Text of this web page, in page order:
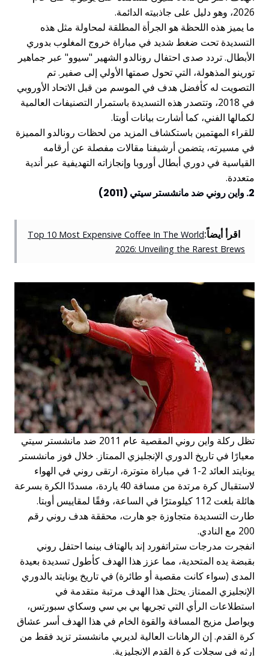
2026، وهو دليل على جاذبيته الدائمة.
ما يميز هذه اللحظة هو الجرأة المطلقة لمحاولة مثل هذه
التسديدة تحت ضغط شديد في مباراة خروج المغلوب بدوري
الأبطال. تردد صدى احتفال رونالدو الشهير "سيوو" عبر جماهير
تورينو المذهولة، التي تحول صمتها الأولي إلى صفير. تم
التصويت له كأفضل هدف في الموسم من قبل الاتحاد الأوروبي
في 2018، وتتصدر هذه التسديدة باستمرار التصنيفات العالمية
لكمالها الفني، كما أشارت بيانات أوبتا.
للقراء المهتمين باستكشاف المزيد من لحظات رونالدو المميزة
في مسيرته، يتضمن أرشيفنا مقالات مفصلة عن أرقامه
القياسية في دوري أبطال أوروبا وإنجازاته التهديفية عبر أندية
متعددة.
2. واين روني ضد مانشستر سيتي (2011)
اقرأ أيضاً:Top 10 Most Expensive Coffee In The World
2026: Unveiling the Rarest Brews
تظل ركلة واين روني المقصية عام 2011 ضد مانشستر سيتي
معيارًا في تاريخ الدوري الإنجليزي الممتاز. خلال فوز مانشستر
يونايتد العائد 2-1 في مباراة متوترة، ارتقى روني في الهواء
لاستقبال كرة مرتدة من مسافة 40 ياردة، مسددًا الكرة بسرعة
هائلة بلغت 112 كيلومترًا في الساعة، وفقًا لمقاييس أوبتا.
طارت التسديدة متجاوزة جو هارت، محققة هدف روني رقم
200 مع النادي.
انفجرت مدرجات ستراتفورد إند بالهتاف بينما احتفل روني
بقبضة يده المتحدية، مما عزز هذا الهدف كأطول تسديدة بعيدة
المدى (سواء كانت مقصية أو طائرة) في تاريخ يونايتد بالدوري
الإنجليزي الممتاز. يحتل هذا الهدف مرتبة متقدمة في
استطلاعات الرأي التي تجريها بي بي سي وسكاي سبورتس،
ويواصل مزيج المسافة والقوة الخام في هذا الهدف أسر عشاق
كرة القدم. إن الرهانات العالية لديربي مانشستر تزيد فقط من
إرثه في سجلات كرة القدم الإنجليزية.